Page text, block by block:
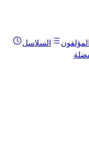
المؤلفون
السلاسل